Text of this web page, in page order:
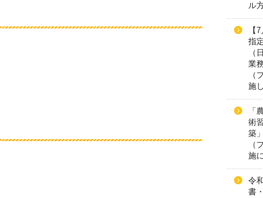
ル
【
指
（
業
（
施
「
術
築
（
施
令
書